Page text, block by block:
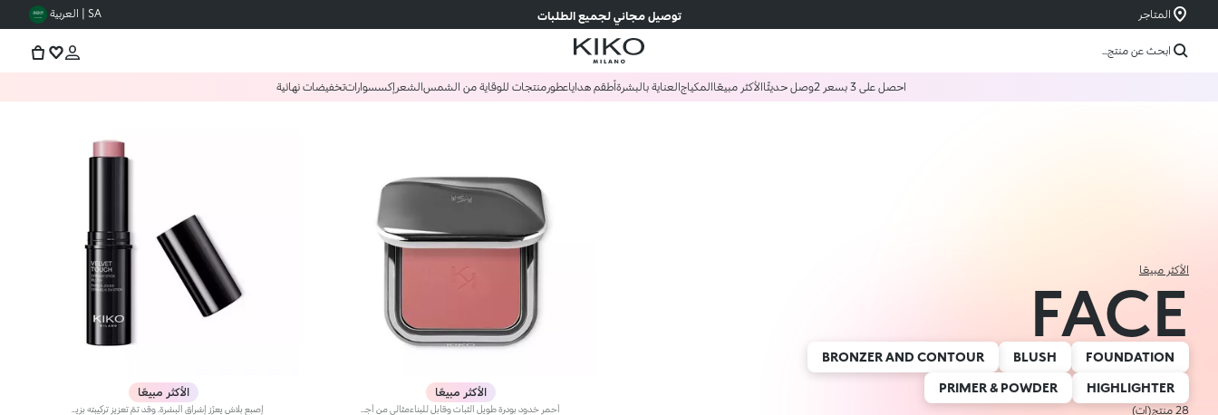
توصيل مجاني لجميع الطلبات المتاجر SA | العربية
ابحث عن منتج...
احصل على 3 بسعر 2 وصل حديثًاالأكثر مبيعًاالمكياجالعناية بالبشرةأطقم هداياعطورمنتجات للوقاية من الشمسالشعر إكسسواراتتخفيضات نهائية
الأكثر مبيعًا
FACE
FOUNDATION
BLUSH
BRONZER AND CONTOUR
HIGHLIGHTER
PRIMER & POWDER
28 منتج(ات)
الأكثر مبيعًا الأكثر مبيعًا